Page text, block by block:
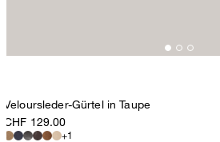
Veloursleder-Gürtel in Taupe
CHF 129.00
+1